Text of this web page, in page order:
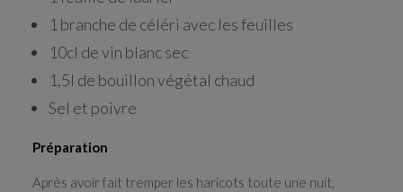
1 branche de céléri avec les feuilles
10cl de vin blanc sec
1,5l de bouillon végétal chaud
Sel et poivre
Préparation
Après avoir fait tremper les haricots toute une nuit,